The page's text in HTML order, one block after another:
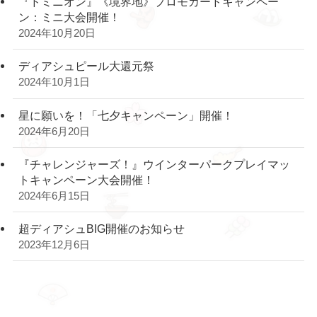
ン：ミニ大会開催！
2024年10月20日
ディアシュピール大還元祭
2024年10月1日
星に願いを！「七夕キャンペーン」開催！
2024年6月20日
『チャレンジャーズ！』ウインターパークプレイマッ
トキャンペーン大会開催！
2024年6月15日
超ディアシュBIG開催のお知らせ
2023年12月6日